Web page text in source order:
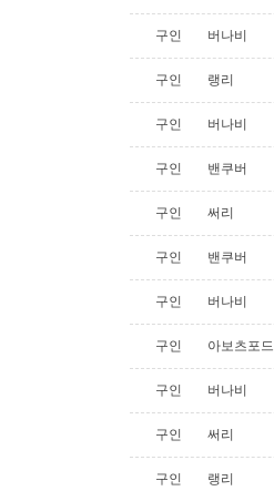
구인 버나비
구인 랭리
구인 버나비
구인 밴쿠버
구인 써리
구인 밴쿠버
구인 버나비
구인 아보츠포드
구인 버나비
구인 써리
구인 랭리